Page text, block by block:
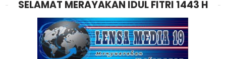
SELAMAT MERAYAKAN IDUL FITRI 1443 H